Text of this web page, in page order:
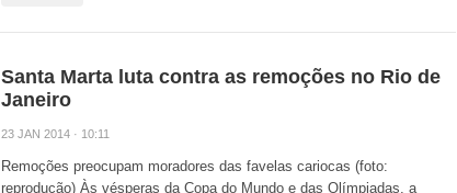
Santa Marta luta contra as remoções no Rio de
Janeiro
23 JAN 2014 · 10:11
Remoções preocupam moradores das favelas cariocas (foto:
reprodução) Às vésperas da Copa do Mundo e das Olímpiadas, a